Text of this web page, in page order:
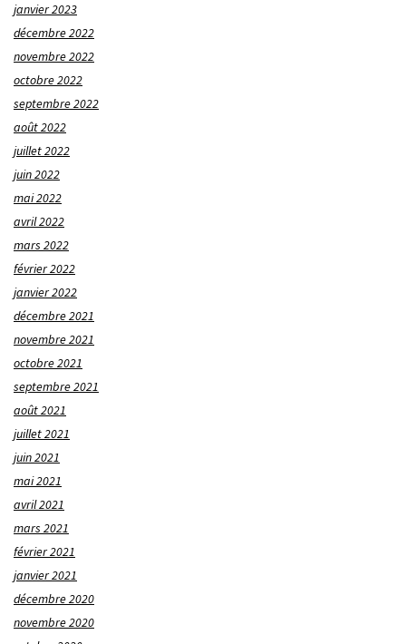
janvier 2023
décembre 2022
novembre 2022
octobre 2022
septembre 2022
août 2022
juillet 2022
juin 2022
mai 2022
avril 2022
mars 2022
février 2022
janvier 2022
décembre 2021
novembre 2021
octobre 2021
septembre 2021
août 2021
juillet 2021
juin 2021
mai 2021
avril 2021
mars 2021
février 2021
janvier 2021
décembre 2020
novembre 2020